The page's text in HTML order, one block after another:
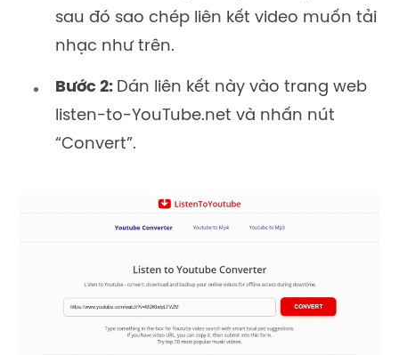
sau đó sao chép liên kết video muốn tải
nhạc như trên.
Bước 2: Dán liên kết này vào trang web
listen-to-YouTube.net và nhấn nút
“Convert”.